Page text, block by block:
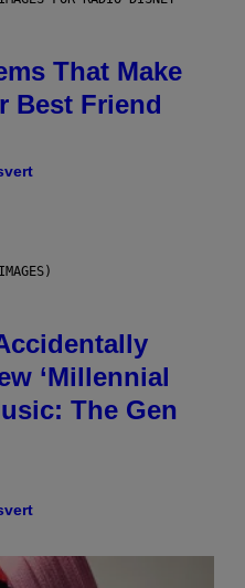
That Make
Best Friend
‘Millennial
The Gen